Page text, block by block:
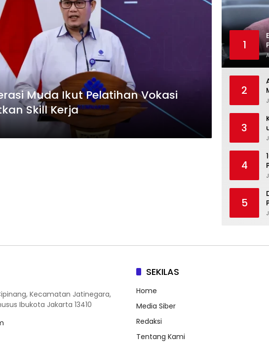
Muda Ikut Pelatihan Vokasi
Skill Kerja
1
2
3
4
5
Kecamatan Jatinegara,
Ibukota Jakarta 13410
SEKILAS
Home
Media Siber
Redaksi
Tentang Kami